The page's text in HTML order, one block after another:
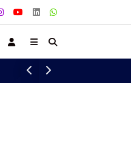
satılık villa fiyatları